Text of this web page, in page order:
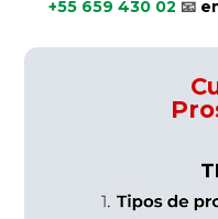
+55 659 430 02 📧